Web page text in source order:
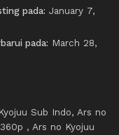
pada: January 7,
pada: March 28,
Sub Indo, Ars no
, Ars no Kyojuu